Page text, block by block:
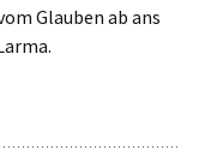
Glauben ab ans